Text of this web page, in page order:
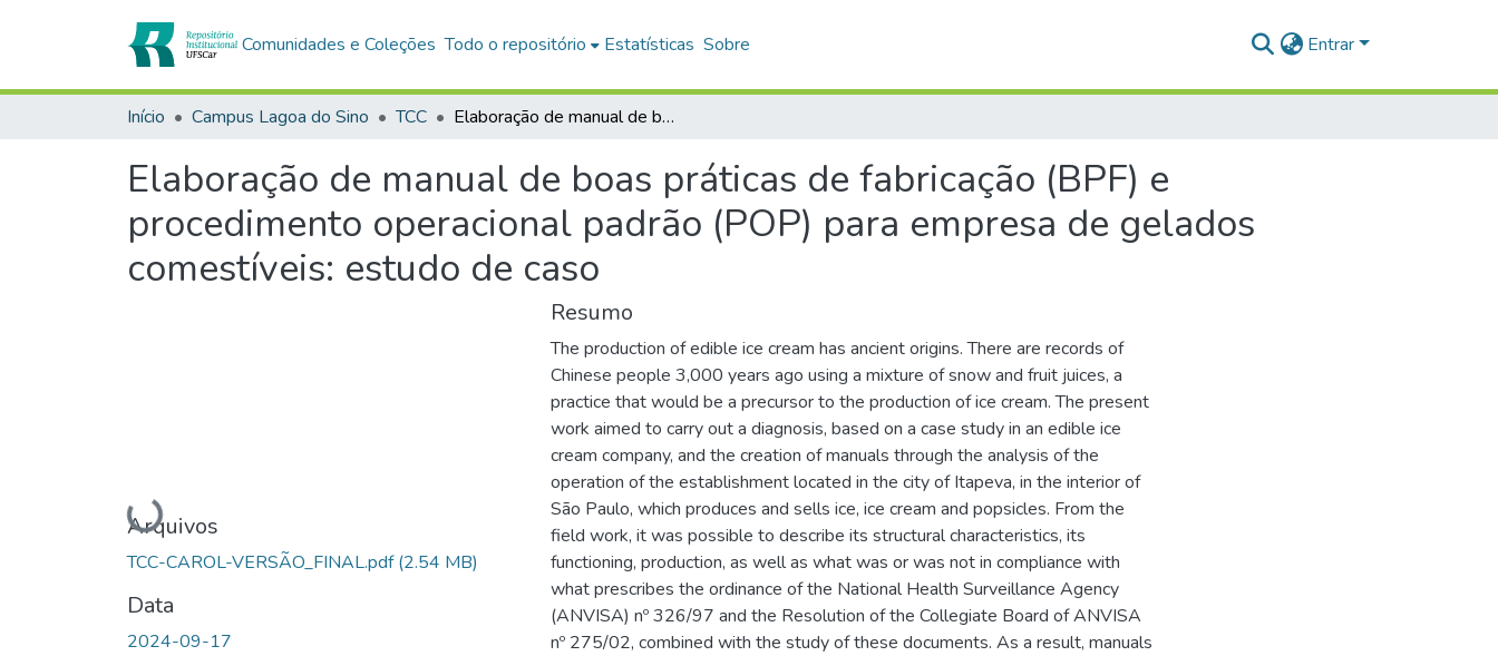
Comunidades e Coleções Todo o repositório Estatísticas Sobre Entrar
Início Campus Lagoa do Sino TCC Elaboração de manual de boas práticas de fabricação (BPF) e procedimento operacional padrão (POP) para empresa de gelados comestíveis: estudo de caso
Elaboração de manual de boas práticas de fabricação (BPF) e
procedimento operacional padrão (POP) para empresa de gelados
comestíveis: estudo de caso
Carregando...
Arquivos
TCC-CAROL-VERSÃO_FINAL.pdf(2.54 MB)
Data
2024-09-17
Resumo
The production of edible ice cream has ancient origins. There are records of
Chinese people 3,000 years ago using a mixture of snow and fruit juices, a
practice that would be a precursor to the production of ice cream. The present
work aimed to carry out a diagnosis, based on a case study in an edible ice
cream company, and the creation of manuals through the analysis of the
operation of the establishment located in the city of Itapeva, in the interior of
São Paulo, which produces and sells ice, ice cream and popsicles. From the
field work, it was possible to describe its structural characteristics, its
functioning, production, as well as what was or was not in compliance with
what prescribes the ordinance of the National Health Surveillance Agency
(ANVISA) nº 326/97 and the Resolution of the Collegiate Board of ANVISA
nº 275/02, combined with the study of these documents. As a result, manuals